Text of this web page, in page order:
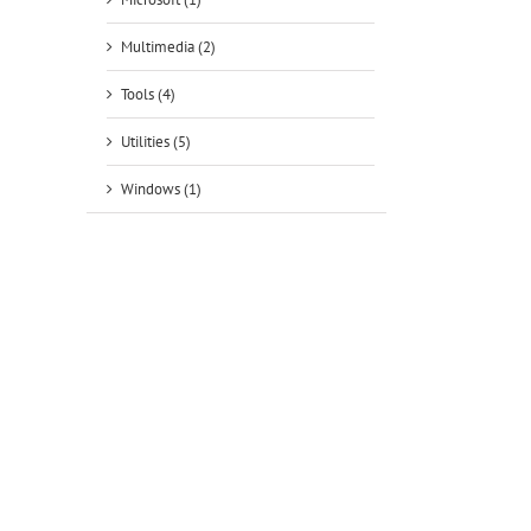
Multimedia (2)
Tools (4)
Utilities (5)
Windows (1)